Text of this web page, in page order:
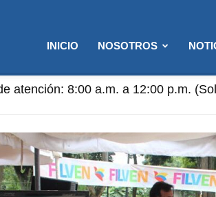
INICIO NOSOTROS
atención: 8:00 a.m. a 12:00 p.m.